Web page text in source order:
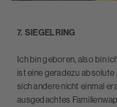
7. SIEGELRING
Ich bin geboren, also bin
ist eine geradezu
sich andere nicht einmal
ausgedachtes